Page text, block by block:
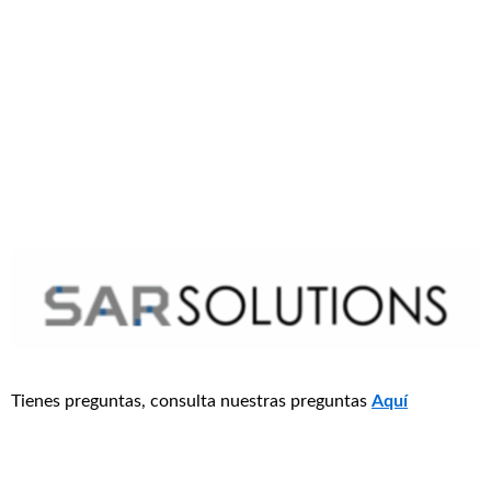
Tienes preguntas, consulta nuestras preguntas Aquí